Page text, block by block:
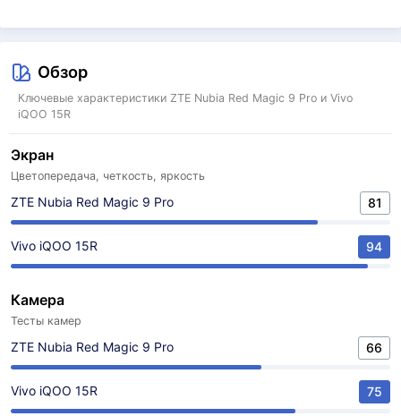
Обзор
Ключевые характеристики ZTE Nubia Red Magic 9 Pro и Vivo
iQOO 15R
Экран
Цветопередача, четкость, яркость
ZTE Nubia Red Magic 9 Pro 81
Vivo iQOO 15R 94
Камера
Тесты камер
ZTE Nubia Red Magic 9 Pro 66
Vivo iQOO 15R 75